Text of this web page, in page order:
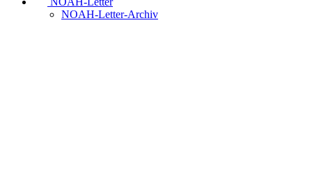
NOAH-Letter-Archiv